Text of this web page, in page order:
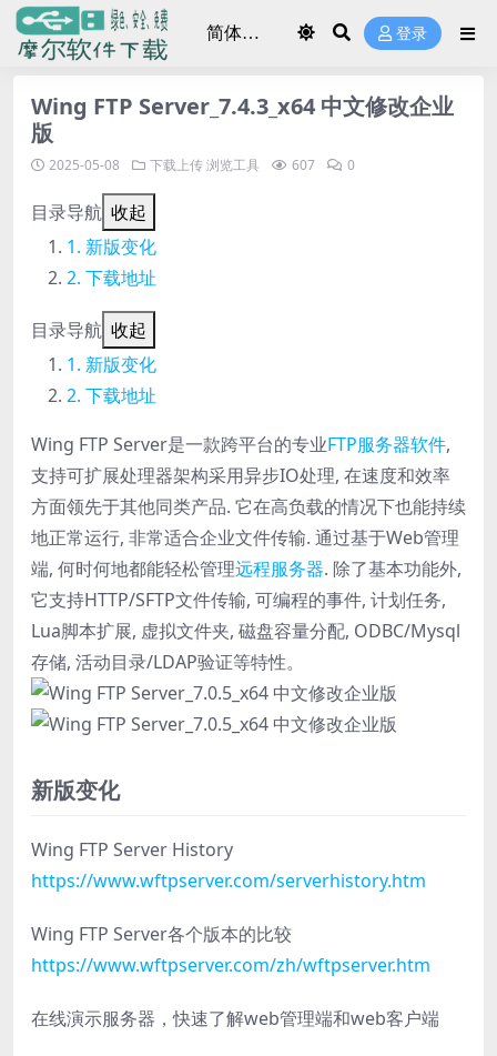
登录
Wing FTP Server_7.4.3_x64 中文修改企业
版
2025-05-08 下载上传浏览工具 607 0
目录导航 收起
新版变化
下载地址
目录导航 收起
新版变化
下载地址
Wing FTP Server是一款跨平台的专业FTP服务器软件,
支持可扩展处理器架构采用异步IO处理, 在速度和效率
方面领先于其他同类产品. 它在高负载的情况下也能持续
地正常运行, 非常适合企业文件传输. 通过基于Web管理
端, 何时何地都能轻松管理远程服务器. 除了基本功能外,
它支持HTTP/SFTP文件传输, 可编程的事件, 计划任务,
Lua脚本扩展, 虚拟文件夹, 磁盘容量分配, ODBC/Mysql
存储, 活动目录/LDAP验证等特性。
新版变化
Wing FTP Server History
https://www.wftpserver.com/serverhistory.htm
Wing FTP Server各个版本的比较
https://www.wftpserver.com/zh/wftpserver.htm
在线演示服务器，快速了解web管理端和web客户端